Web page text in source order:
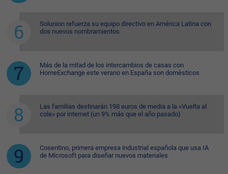
Solunion refuerza su equipo directivo en América Latina con
dos nuevos nombramientos
Más de la mitad de los intercambios de casas con
HomeExchange este verano en España son domésticos
Las familias destinarán 198 euros de media a la «Vuelta al
cole» por internet (un 9% más que el año pasado)
Cosentino, primera empresa industrial española que usa IA
de Microsoft para diseñar nuevos materiales